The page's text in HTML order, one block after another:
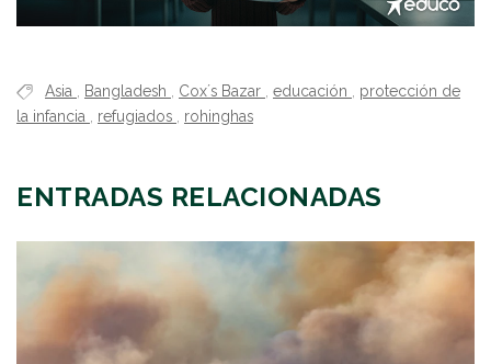
Asia Bangladesh Cox´s Bazar educación
protección de
la infancia
refugiados rohinghas
ENTRADAS RELACIONADAS